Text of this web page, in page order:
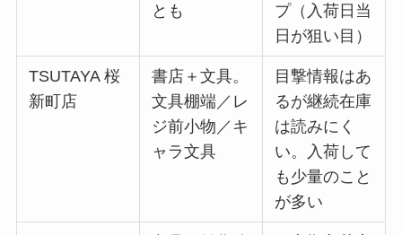
とも
プ（入荷日当
日が狙い目）
TSUTAYA 桜
新町店
書店＋文具。
文具棚端／レ
ジ前小物／キ
ャラ文具
目撃情報はあ
るが継続在庫
は読みにく
い。入荷して
も少量のこと
が多い